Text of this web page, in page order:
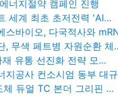
너지절약 캠페인 진행
세계 최초 초저전력 'AI…
스바이오, 다국적사와
, 무색 페트병 자원순환 체
유통 선진화 전략 모…
지공사 컨소시엄 동부 대
체 듀얼 TC 본더 그리핀 …